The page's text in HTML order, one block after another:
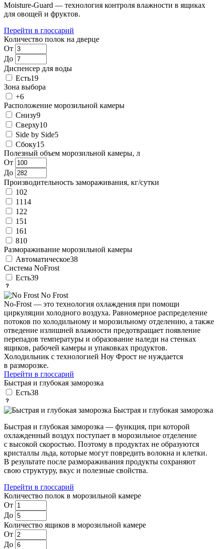
Moisture-Guard — технология контроля влажности в ящиках
для овощей и фруктов.
Перейти в глоссарий
Количество полок на дверце
От
До
Диспенсер для воды
Есть19
Зона выбора
+6
Расположение морозильной камеры
Снизу9
Сверху10
Side by Side5
Сбоку15
Полезный объем морозильной камеры, л
От
До
Производительность замораживания, кг/сутки
102
11 14
122
151
161
810
Размораживание морозильной камеры
Автоматическое38
Система NoFrost
Есть39
No Frost
No-Frost — это технология охлаждения при помощи
циркуляции холодного воздуха. Равномерное распределение
потоков по холодильному и морозильному отделению, а также
отведение излишней влажности предотвращает появление
перепадов температуры и образование наледи на стенках
ящиков, рабочей камеры и упаковках продуктов.
Холодильник с технологией Ноу Фрост не нуждается
в разморозке.
Перейти в глоссарий
Быстрая и глубокая заморозка
Есть38
Быстрая и глубокая заморозка
Быстрая и глубокая заморозка — функция, при которой
охлажденный воздух поступает в морозильное отделение
с высокой скоростью. Поэтому в продуктах не образуются
кристаллы льда, которые могут повредить волокна и клетки.
В результате после размораживания продукты сохраняют
свою структуру, вкус и полезные свойства.
Перейти в глоссарий
Количество полок в морозильной камере
От
До
Количество ящиков в морозильной камере
От
До